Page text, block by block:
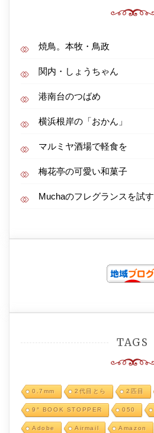
焼鳥。本牧・鳥政
関内・しょうちゃん
港南台のつばめ
横浜根岸の「おかん」
マルミヤ酒場で軽食を
梅花亭の可愛い和菓子
Muchaのフレグランスを試す
TAGS
0.7mm 2代目とら 2匹目
9° BOOK STOPPER 050
Adobe Airmail Amazon